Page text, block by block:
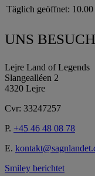
Täglich geöffnet:
UNS
Lejre Land of Legends
Slangealléen 2
4320 Lejre
Cvr: 33247257
P. +45 46 48 08 78
E.
Smiley berichtet